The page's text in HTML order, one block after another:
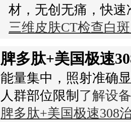
材，无创无痛，快速
三维皮肤CT检查白
脾多肽+美国极速
能量集中，照射准确
人群部位限制 了解设
脾多肽+美国极速308